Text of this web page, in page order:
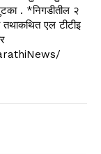
. *निगडीतील २
तथाकथित एल टीटीइ